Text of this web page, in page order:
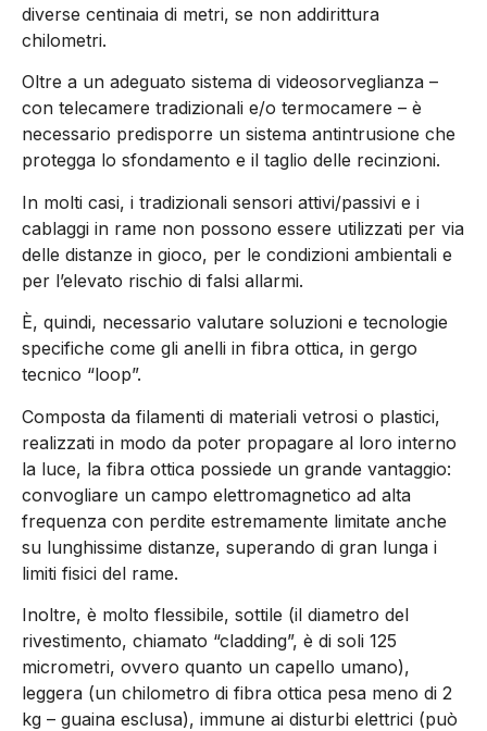
diverse centinaia di metri, se non addirittura
chilometri.
Oltre a un adeguato sistema di videosorveglianza –
con telecamere tradizionali e/o termocamere – è
necessario predisporre un sistema antintrusione che
protegga lo sfondamento e il taglio delle recinzioni.
In molti casi, i tradizionali sensori attivi/passivi e i
cablaggi in rame non possono essere utilizzati per via
delle distanze in gioco, per le condizioni ambientali e
per l’elevato rischio di falsi allarmi.
È, quindi, necessario valutare soluzioni e tecnologie
specifiche come gli anelli in fibra ottica, in gergo
tecnico “loop”.
Composta da filamenti di materiali vetrosi o plastici,
realizzati in modo da poter propagare al loro interno
la luce, la fibra ottica possiede un grande vantaggio:
convogliare un campo elettromagnetico ad alta
frequenza con perdite estremamente limitate anche
su lunghissime distanze, superando di gran lunga i
limiti fisici del rame.
Inoltre, è molto flessibile, sottile (il diametro del
rivestimento, chiamato “cladding”, è di soli 125
micrometri, ovvero quanto un capello umano),
leggera (un chilometro di fibra ottica pesa meno di 2
kg – guaina esclusa), immune ai disturbi elettrici (può